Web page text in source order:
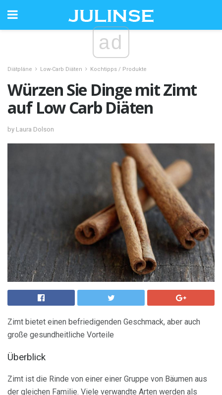
ad
Diätpläne Low-Carb Diäten Kochtipps / Produkte
Würzen Sie Dinge mit Zimt
auf Low Carb Diäten
by Laura Dolson
Zimt bietet einen befriedigenden Geschmack, aber auch
große gesundheitliche Vorteile
Überblick
Zimt ist die Rinde von einer einer Gruppe von Bäumen aus
der gleichen Familie. Viele verwandte Arten werden als